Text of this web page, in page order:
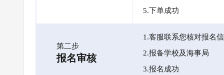
5.下单成功
第二步
报名审核
1.客服联系您核对报名
2.报备学校及海事局
3.报名成功